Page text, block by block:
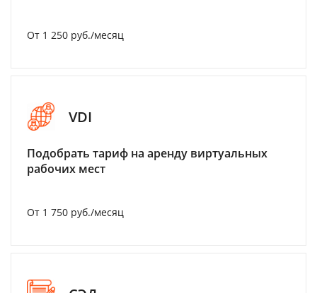
От 1 250 руб./месяц
VDI
Подобрать тариф на аренду виртуальных
рабочих мест
От 1 750 руб./месяц